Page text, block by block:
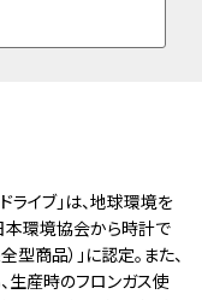
ライブ」は、地球環境を
本環境協会から時計で
商品）」に認定。また、
生産時のフロンガス使